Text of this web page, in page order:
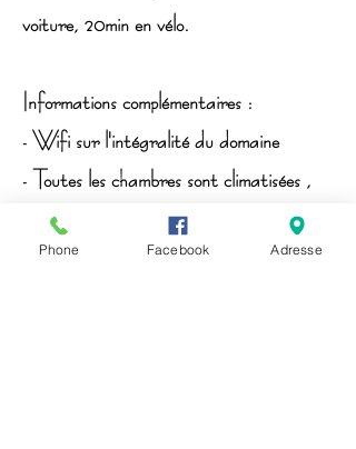
voiture, 20min en vélo.
Informations complémentaires :
- Wifi sur l'intégralité du domaine
- Toutes les chambres sont climatisées ,
dotées d'une salle d'eau + WC
individuel
Phone Facebook Adresse